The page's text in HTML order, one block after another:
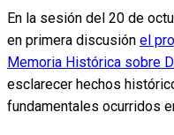
En la sesión del 20 de
en primera discusión el
Memoria Histórica sobre
esclarecer hechos
fundamentales ocurridos